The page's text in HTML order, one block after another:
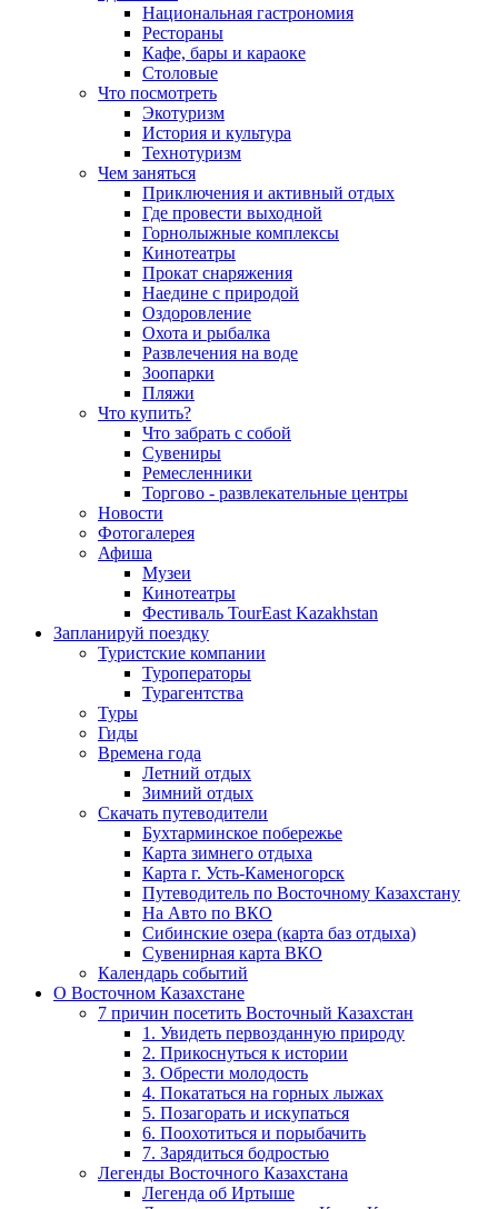
Национальная гастрономия
Рестораны
Кафе, бары и караоке
Столовые
Что посмотреть
Экотуризм
История и культура
Технотуризм
Чем заняться
Приключения и активный отдых
Где провести выходной
Горнолыжные комплексы
Кинотеатры
Прокат снаряжения
Наедине с природой
Оздоровление
Охота и рыбалка
Развлечения на воде
Зоопарки
Пляжи
Что купить?
Что забрать с собой
Сувениры
Ремесленники
Торгово - развлекательные центры
Новости
Фотогалерея
Афиша
Музеи
Кинотеатры
Фестиваль TourEast Kazakhstan
Запланируй поездку
Туристские компании
Туроператоры
Турагентства
Туры
Гиды
Времена года
Летний отдых
Зимний отдых
Скачать путеводители
Бухтарминское побережье
Карта зимнего отдыха
Карта г. Усть-Каменогорск
Путеводитель по Восточному Казахстану
На Авто по ВКО
Сибинские озера (карта баз отдыха)
Сувенирная карта ВКО
Календарь событий
О Восточном Казахстане
7 причин посетить Восточный Казахстан
1. Увидеть первозданную природу
2. Прикоснуться к истории
3. Обрести молодость
4. Покататься на горных лыжах
5. Позагорать и искупаться
6. Поохотиться и порыбачить
7. Зарядиться бодростью
Легенды Восточного Казахстана
Легенда об Иртыше